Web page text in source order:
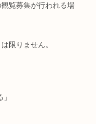
覧募集が行われる場
限りません。